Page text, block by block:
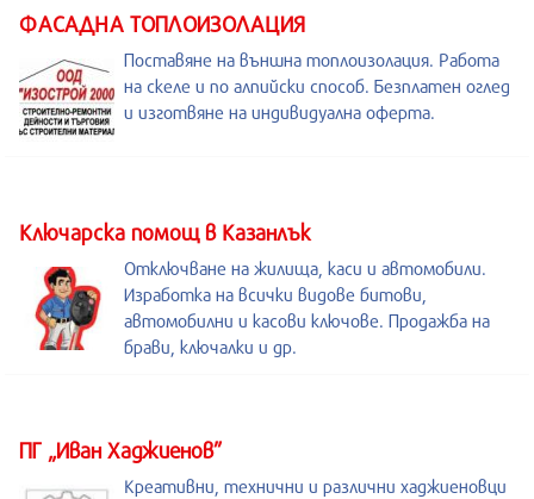
ФАСАДНА ТОПЛОИЗОЛАЦИЯ
Поставяне на външна топлоизолация. Работа
на скеле и по алпийски способ. Безплатен оглед
и изготвяне на индивидуална оферта.
Kлючарска помощ в Казанлък
Отключване на жилища, каси и автомобили.
Изработка на всички видове битови,
автомобилни и касови ключове. Продажба на
брави, ключалки и др.
ПГ „Иван Хаджиенов”
Креативни, технични и различни хаджиеновци